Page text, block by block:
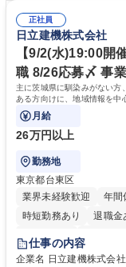
ク：ユーザー要望を開
療現場のDX化を推進す
当社の指定する業務 募集職種 【カスタマーサクセス】リモートメイン/医
療データ解析システム/
画可能です。オンライ
ート体制を構築してい
カスタマーサクセス組
丁寧なOJTがあり、医
境です。社会貢献性の高
歴・資格 学歴：大学院
正社員
日立建機株式会社
【9/2(水)19:00開
職 8/26応募〆 事
主に茨城県に馴染みがない方
ある方向けに、地域情報を中
情報等をお伝えします。
月給
26万円以上
勤務地
東京都台東区
業界未経験歓迎
年間
時短勤務あり
退職金
交通費支給
仕事の内容
企業名 日立建機株式会社 求人名 【9/2(水)19:00開催】応募意思不問